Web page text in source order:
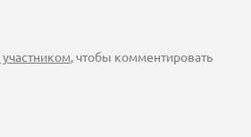
участником, чтобы комментировать